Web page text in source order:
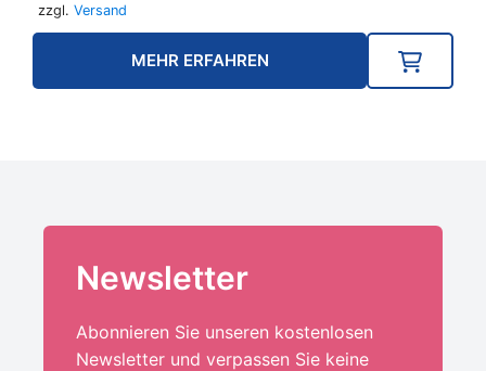
zzgl. Versand
MEHR ERFAHREN
Newsletter
Abonnieren Sie unseren kostenlosen
Newsletter und verpassen Sie keine